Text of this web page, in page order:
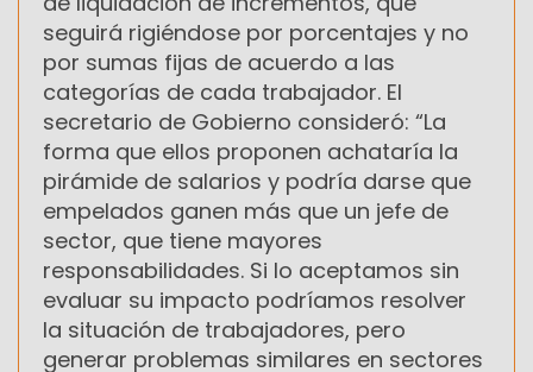
seguirá rigiéndose por porcentajes y no
por sumas fijas de acuerdo a las
categorías de cada trabajador. El
secretario de Gobierno consideró: “La
forma que ellos proponen achataría la
pirámide de salarios y podría darse que
empelados ganen más que un jefe de
sector, que tiene mayores
responsabilidades. Si lo aceptamos sin
evaluar su impacto podríamos resolver
la situación de trabajadores, pero
generar problemas similares en sectores